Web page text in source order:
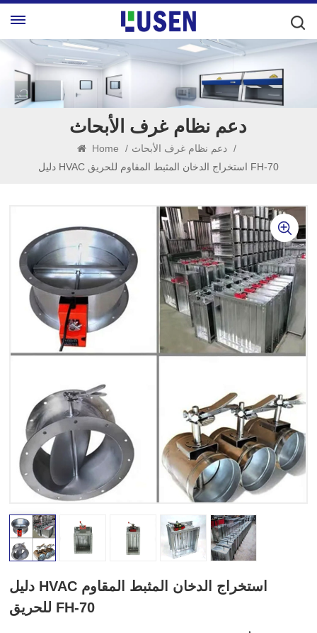
دعم نظام غرف الأبحاث
Home / دعم نظام غرف الأبحاث /
دليل HVAC استخراج الدخان المثبط المقاوم للحريق FH-70
دليل HVAC استخراج الدخان المثبط المقاوم
للحريق FH-70